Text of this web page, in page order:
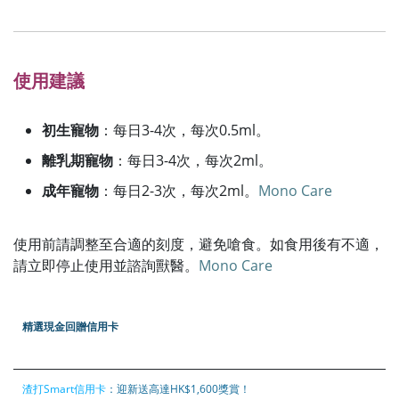
使用建議
初生寵物 ：​每日3-4次，每次0.5ml。
離乳期寵物 ：​每日3-4次，每次2ml。
成年寵物 ：​每日2-3次，每次2ml。​ Mono Care
使用前請調整至合適的刻度，避免嗆食。如食用後有不適，
請立即停止使用並諮詢獸醫。​ Mono Care
精選現金回贈信用卡
渣打Smart信用卡 ：迎新送高達HK$1,600獎賞！